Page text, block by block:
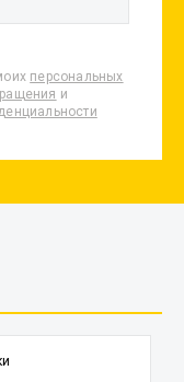
персональных
и